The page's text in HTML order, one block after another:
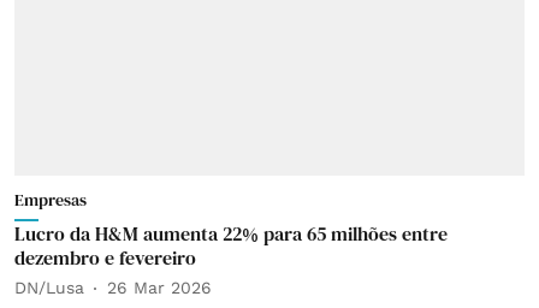
Empresas
Lucro da H&M aumenta 22% para 65 milhões entre
dezembro e fevereiro
DN/Lusa 26 Mar 2026